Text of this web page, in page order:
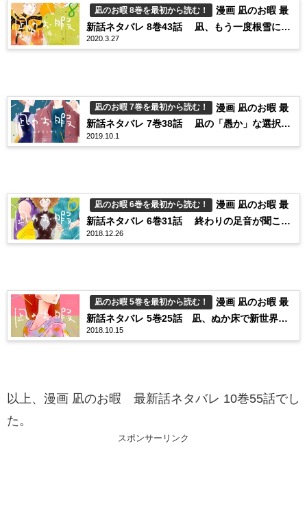
凪のお暇 8巻を最初から読む！
漫画 凪のお暇 最
新話ネタバレ 8巻43話 凪、もう一度根雪に立
ち向かう
2020.3.27
凪のお暇 7巻を最初から読む！
漫画 凪のお暇 最
新話ネタバレ 7巻38話 凪の「愚か」な選択の
その先は･･･？
2019.10.1
凪のお暇 6巻を最初から読む！
漫画 凪のお暇 最
新話ネタバレ 6巻31話 終わりの足音が聞こえ
た日
2018.12.26
凪のお暇 5巻を最初から読む！
漫画 凪のお暇 最
新話ネタバレ 5巻25話 凪、ぬか床で新世界へ
踏み出す？！
2018.10.15
以上、漫画 凪のお暇 最新話ネタバレ 10巻55話でし
た。
スポンサーリンク